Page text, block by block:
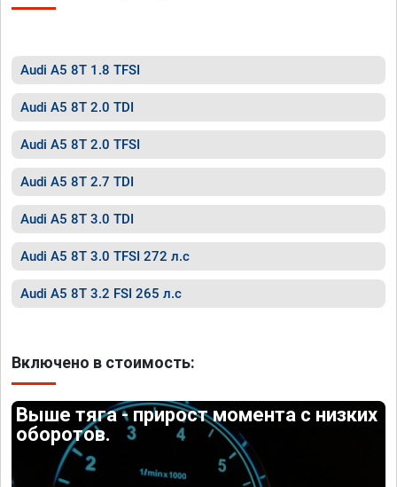
Audi A5 8T 1.8 TFSI
Audi A5 8T 2.0 TDI
Audi A5 8T 2.0 TFSI
Audi A5 8T 2.7 TDI
Audi A5 8T 3.0 TDI
Audi A5 8T 3.0 TFSI 272 л.с
Audi A5 8T 3.2 FSI 265 л.с
Включено в стоимость:
Выше тяга - прирост момента с низких
оборотов.